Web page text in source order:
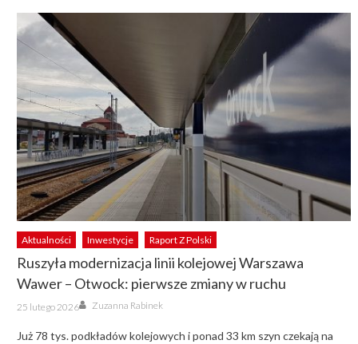
Aktualności Inwestycje Raport Z Polski
Ruszyła modernizacja linii kolejowej Warszawa
Wawer – Otwock: pierwsze zmiany w ruchu
Posted
on
25 lutego 2026 Author
Zuzanna Rabinek
Już 78 tys. podkładów kolejowych i ponad 33 km szyn czekają na